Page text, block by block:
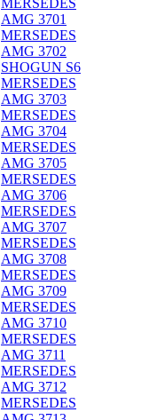
MERSEDES
AMG 3701
MERSEDES
AMG 3702
SHOGUN S6
MERSEDES
AMG 3703
MERSEDES
AMG 3704
MERSEDES
AMG 3705
MERSEDES
AMG 3706
MERSEDES
AMG 3707
MERSEDES
AMG 3708
MERSEDES
AMG 3709
MERSEDES
AMG 3710
MERSEDES
AMG 3711
MERSEDES
AMG 3712
MERSEDES